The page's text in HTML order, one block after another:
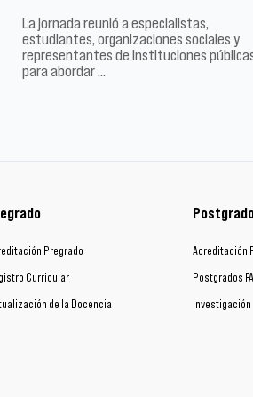
La jornada reunió a especialistas,
estudiantes, organizaciones sociales y
representantes de instituciones
para abordar …
Pregrado
Curricular
de la Docencia
Acreditación
Postgrados
Investigación